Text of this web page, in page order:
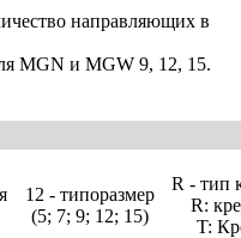
направляющих в
MGN и MGW 9, 12, 15.
12 - типоразмер
(5; 7; 9; 12; 15)
R - тип
R:
T: